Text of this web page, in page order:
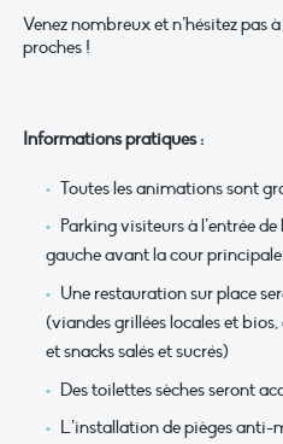
Venez nombreux et n’hésitez pas
proches !
Informations pratiques :
Toutes les animations sont
Parking visiteurs à l’entrée
gauche avant la cour principale
Une restauration sur place
(viandes grillées locales et
et snacks salés et sucrés)
Des toilettes sèches seront
L’installation de pièges anti-